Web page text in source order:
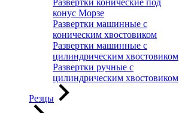
Развертки конические под
конус Морзе
Развертки машинные с
коническим хвостовиком
Развертки машинные с
цилиндрическим хвостовиком
Развертки ручные с
цилиндрическим хвостовиком
Резцы